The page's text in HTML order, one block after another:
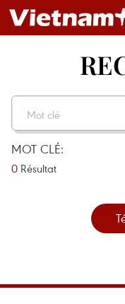
MOT CLÉ:
0 Résultat